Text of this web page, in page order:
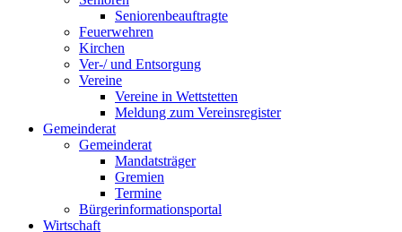
Seniorenbeauftragte
Feuerwehren
Kirchen
Ver-/ und Entsorgung
Vereine
Vereine in Wettstetten
Meldung zum Vereinsregister
Gemeinderat
Gemeinderat
Mandatsträger
Gremien
Termine
Bürgerinformationsportal
Wirtschaft